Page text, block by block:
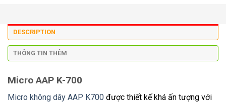
DESCRIPTION
THÔNG TIN THÊM
Micro AAP K-700
Micro không dây AAP K700 được thiết kế khá ấn tượng với